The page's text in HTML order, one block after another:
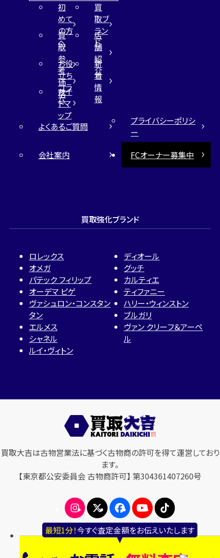
最短1分！今すぐ査定金額をお伝えいたします
初
めて
の方
へ
買
取ブ
ラン
ド
買
取
参
考
価
格
店
舗
紹
介
お役
立ち
コラ
ム
新
着
情
報
サイ
トマ
ップ
よくあるご質問
プライバシーポリシ
ー
会社案内
FCオーナー募集中
買取強化ブランド
ロレックス
オメガ
パテック フィリップ
オーデマ ピゲ
ヴァシュロン・コンスタン
タン
エルメス
シャネル
ルイ・ヴィトン
ディオール
グッチ
カルティエ
ティファニー
ハリー・ウィンストン
ブルガリ
ヴァン クリーフ＆アーペ
ル
買取大吉は古物営業法に基づく古物商の許可を得て運営しており
ます。
【東京都公安委員会 古物商許可】 第304361407260号
© 2024 En Power Co., Ltd.